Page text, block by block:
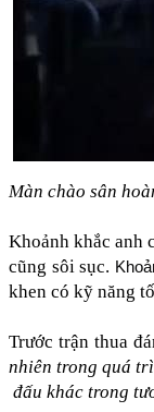
Màn chào sân
Khoảnh khắc anh
cũng sôi sục.
khen có kỹ năng
Trước trận thua
nhiên trong quá
đấu khác trong